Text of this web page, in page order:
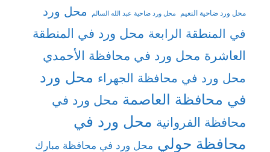
محل ورد ضاحية النعيم محل ورد ضاحية عبد الله السالم
محل ورد
في المنطقة الرابعة محل ورد في المنطقة
العاشرة محل ورد في محافظة الأحمدي
محل ورد في محافظة الجهراء محل ورد
في محافظة العاصمة محل ورد في
محافظة الفروانية محل ورد في
محافظة حولي محل ورد في محافظة مبارك